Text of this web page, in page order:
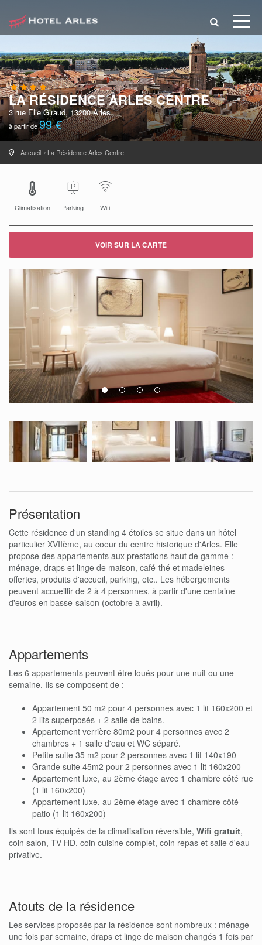
LA RÉSIDENCE ARLES CENTRE
3 rue Elie Giraud, 13200 Arles
à partir de99 €
Accueil La Résidence Arles Centre
Climatisation Parking Wifi
VOIR SUR LA CARTE
Présentation
Cette résidence d'un standing 4 étoiles se situe dans un hôtel
particulier XVIIème, au coeur du centre historique d'Arles. Elle
propose des appartements aux prestations haut de gamme :
ménage, draps et linge de maison, café-thé et madeleines
offertes, produits d'accueil, parking, etc.. Les hébergements
peuvent accueillir de 2 à 4 personnes, à partir d'une centaine
d'euros en basse-saison (octobre à avril).
Appartements
Les 6 appartements peuvent être loués pour une nuit ou une
semaine. Ils se composent de :
Appartement 50 m2 pour 4 personnes avec 1 lit 160x200 et
2 lits superposés + 2 salle de bains.
Appartement verrière 80m2 pour 4 personnes avec 2
chambres + 1 salle d'eau et WC séparé.
Petite suite 35 m2 pour 2 personnes avec 1 lit 140x190
Grande suite 45m2 pour 2 personnes avec 1 lit 160x200
Appartement luxe, au 2ème étage avec 1 chambre côté rue
(1 lit 160x200)
Appartement luxe, au 2ème étage avec 1 chambre côté
patio (1 lit 160x200)
Ils sont tous équipés de la climatisation réversible, Wifi gratuit,
coin salon, TV HD, coin cuisine complet, coin repas et salle d'eau
privative.
Atouts de la résidence
Les services proposés par la résidence sont nombreux : ménage
une fois par semaine, draps et linge de maison changés 1 fois par